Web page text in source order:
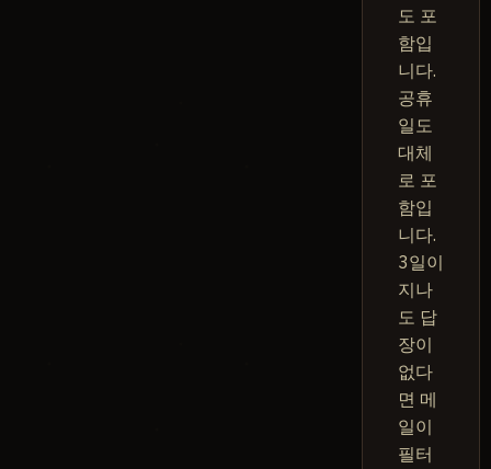
도 포
함입
니다.
공휴
일도
대체
로 포
함입
니다.
3일이
지나
도 답
장이
없다
면 메
일이
필터